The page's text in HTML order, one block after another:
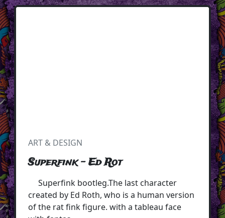
ART & DESIGN
Superfink - Ed Rot
Superfink bootleg.The last character
created by Ed Roth, who is a human version
of the rat fink figure. with a tableau face